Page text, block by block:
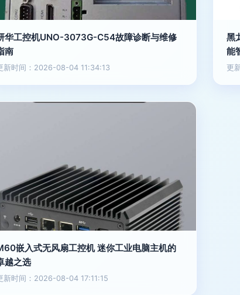
华工控机UNO-3073G-C54故障诊断与维修
南
新时间：2026-08-04 11:34:13
黑
能
更
嵌入式无风扇工控机 迷你工业电脑主机的
越之选
新时间：2026-08-04 17:11:15